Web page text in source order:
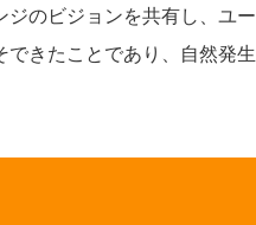
ジのビジョンを共有し、ユー
きたことであり、自然発生